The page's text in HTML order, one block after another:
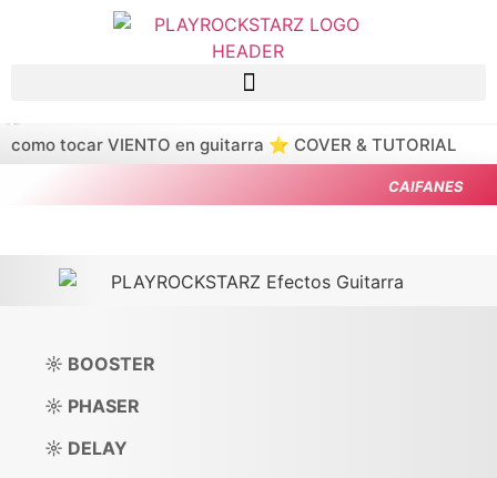
Saltar al contenido principal
como tocar VIENTO en guitarra ⭐️ COVER & TUTORIAL
CAIFANES
☼ BOOSTER
☼ PHASER
☼ DELAY